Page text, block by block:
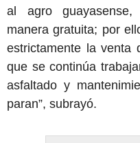
al agro
manera gratuita; por
estrictamente la venta
que se continúa
asfaltado y
paran”, subrayó.